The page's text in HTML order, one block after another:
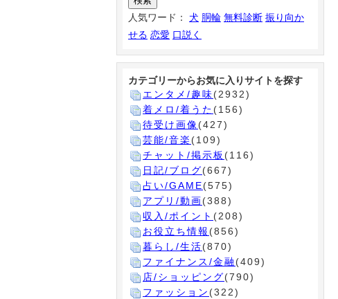
人気ワード： 犬 胴輪 無料診断 振り向か
せる 恋愛 口説く
カテゴリーからお気に入りサイトを探す
エンタメ/趣味(2932)
着メロ/着うた (156)
待受け画像(427)
芸能/音楽 (109)
チャット/掲示板 (116)
日記/ブログ(667)
占い/GAME(575)
アプリ/動画(388)
収入/ポイント (208)
お役立ち情報 (856)
暮らし/生活(870)
ファイナンス/金融 (409)
店/ショッピング(790)
ファッション (322)